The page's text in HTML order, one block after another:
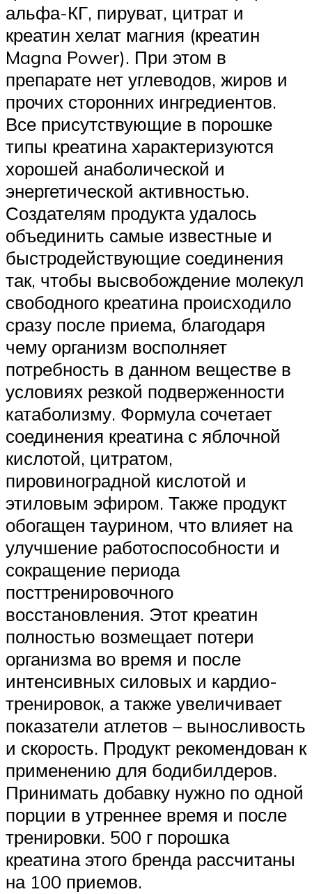
альфа-КГ, пируват, цитрат и
креатин хелат магния (креатин
Magna Power). При этом в
препарате нет углеводов, жиров и
прочих сторонних ингредиентов.
Все присутствующие в порошке
типы креатина характеризуются
хорошей анаболической и
энергетической активностью.
Создателям продукта удалось
объединить самые известные и
быстродействующие соединения
так, чтобы высвобождение молекул
свободного креатина происходило
сразу после приема, благодаря
чему организм восполняет
потребность в данном веществе в
условиях резкой подверженности
катаболизму. Формула сочетает
соединения креатина с яблочной
кислотой, цитратом,
пировиноградной кислотой и
этиловым эфиром. Также продукт
обогащен таурином, что влияет на
улучшение работоспособности и
сокращение периода
посттренировочного
восстановления. Этот креатин
полностью возмещает потери
организма во время и после
интенсивных силовых и кардио-
тренировок, а также увеличивает
показатели атлетов – выносливость
и скорость. Продукт рекомендован к
применению для бодибилдеров.
Принимать добавку нужно по одной
порции в утреннее время и после
тренировки. 500 г порошка
креатина этого бренда рассчитаны
на 100 приемов.